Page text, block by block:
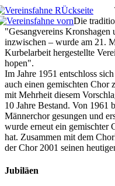
Die
"Gesangvereins
inzwischen – wurde am 21.
Kurbelarbeit hergestellte
hopen".
Im Jahre 1951 entschloss
auch einen gemischten Chor
mit Mehrheit diesem
10 Jahre Bestand. Von 1961
Männerchor gesungen und
wurde erneut ein gemischter
hat. Zusammen mit dem
der Chor 2001 seinen
Jubiläen